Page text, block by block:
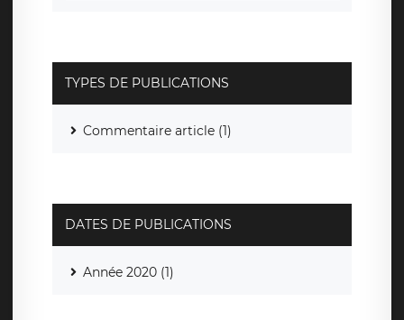
TYPES DE PUBLICATIONS
Commentaire article (1)
DATES DE PUBLICATIONS
Année 2020 (1)